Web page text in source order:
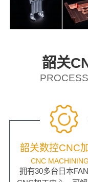
韶关
韶关数控CNC
CNC MACHINING
拥有30多台日本